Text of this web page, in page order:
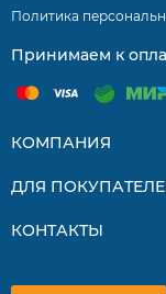
Политика
Принимаем к
КОМПАНИЯ
ДЛЯ
КОНТАКТЫ